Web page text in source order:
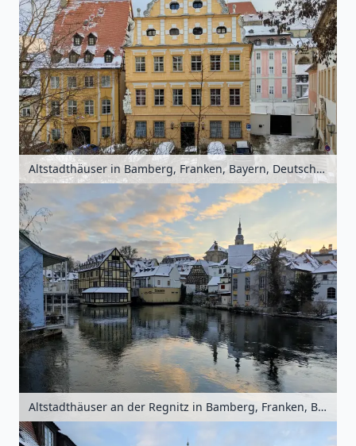
Altstadthäuser in Bamberg, Franken, Bayern, Deutschland
Altstadthäuser an der Regnitz in Bamberg, Franken, Bayern, Deutschland